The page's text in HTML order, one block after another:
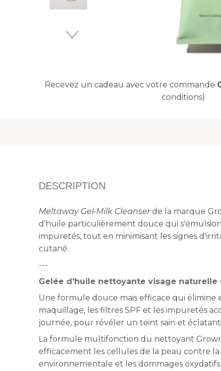
Recevez un cadeau avec votre commande
conditions)
DESCRIPTION
Meltaway Gel-Milk Cleanserde la marque
d'huile particulièrement douce qui
impuretés, tout en minimisant les signes
cutané.
---
Gelée d'huile nettoyante visage naturelle
Une formule douce mais efficace qui élimine
maquillage, les filtres SPF et les impuretés
journée, pour révéler un teint sain et
La formule multifonction du nettoyant
efficacement les cellules de la peau contre
environnementale et les dommages